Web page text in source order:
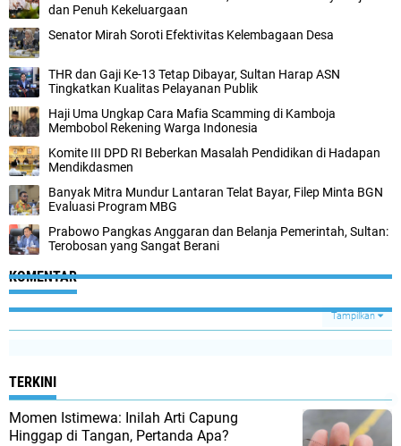
dan Penuh Kekeluargaan
Senator Mirah Soroti Efektivitas Kelembagaan Desa
THR dan Gaji Ke-13 Tetap Dibayar, Sultan Harap ASN
Tingkatkan Kualitas Pelayanan Publik
Haji Uma Ungkap Cara Mafia Scamming di Kamboja
Membobol Rekening Warga Indonesia
Komite III DPD RI Beberkan Masalah Pendidikan di Hadapan
Mendikdasmen
Banyak Mitra Mundur Lantaran Telat Bayar, Filep Minta BGN
Evaluasi Program MBG
Prabowo Pangkas Anggaran dan Belanja Pemerintah, Sultan:
Terobosan yang Sangat Berani
KOMENTAR
Tampilkan
TERKINI
Momen Istimewa: Inilah Arti Capung
Hinggap di Tangan, Pertanda Apa?